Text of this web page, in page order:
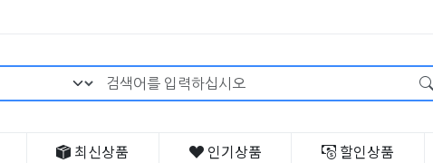
검색어 필수
최신상품 인기상품 할인상품